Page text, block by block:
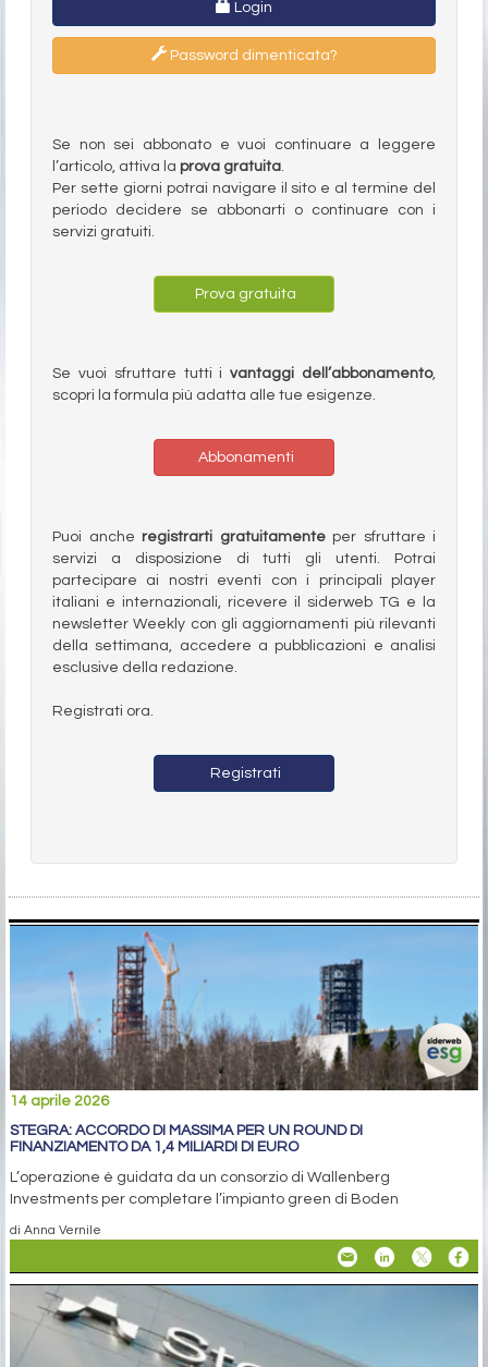
Login
Password dimenticata?
Se non sei abbonato e vuoi continuare a leggere
l’articolo, attiva la prova gratuita.
Per sette giorni potrai navigare il sito e al termine del
periodo decidere se abbonarti o continuare con i
servizi gratuiti.
Prova gratuita
Se vuoi sfruttare tutti ivantaggi dell’abbonamento,
scopri la formula più adatta alle tue esigenze.
Abbonamenti
Puoi anche registrarti gratuitamenteper sfruttare i
servizi a disposizione di tutti gli utenti. Potrai
partecipare ai nostri eventi con i principali player
italiani e internazionali, ricevere il siderweb TG e la
newsletter Weekly con gli aggiornamenti più rilevanti
della settimana, accedere a pubblicazioni e analisi
esclusive della redazione.
Registrati ora.
Registrati
14 aprile 2026
STEGRA: ACCORDO DI MASSIMA PER UN ROUND DI
FINANZIAMENTO DA 1,4 MILIARDI DI EURO
L’operazione è guidata da un consorzio di Wallenberg
Investments per completare l’impianto green di Boden
di Anna Vernile